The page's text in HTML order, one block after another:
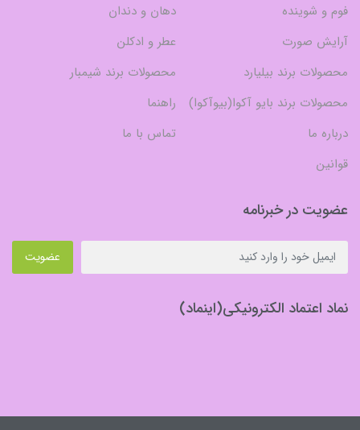
فوم و شوینده
دهان و دندان
آرایش صورت
عطر و ادکلن
محصولات برند بیلیارد
محصولات برند شیمبار
محصولات برند بایو آکوا(بیوآکوا)
راهنما
درباره ما
تماس با ما
قوانین
عضویت در خبرنامه
عضویت
نماد اعتماد الکترونیکی(اینماد)